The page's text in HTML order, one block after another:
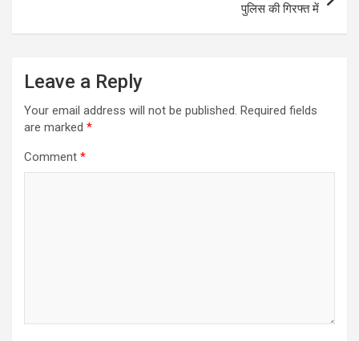
पुलिस की गिरफ्त में
Leave a Reply
Your email address will not be published. Required fields
are marked *
Comment *